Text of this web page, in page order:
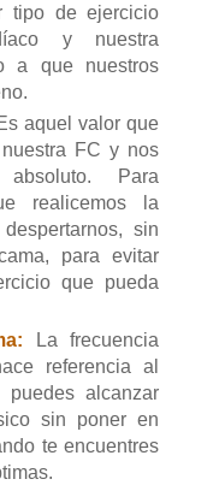
tipo de ejercicio
y nuestra
a que nuestros
aquel valor que
FC y nos
Para
realicemos la
sin
para evitar
que pueda
La frecuencia
referencia al
alcanzar
sin poner en
te encuentres